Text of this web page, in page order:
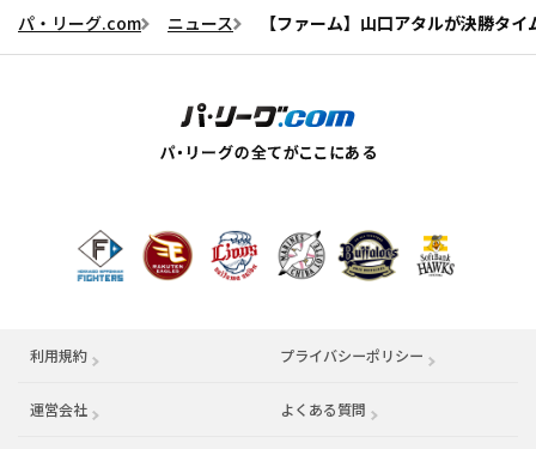
パ・リーグ.com ニュース 【ファーム】山口アタルが決勝タ
利用規約 プライバシーポリシー
運営会社 （別ウィンドウで開く） よくある質問